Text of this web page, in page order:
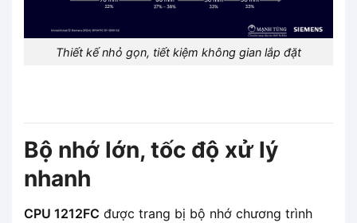
Thiết kế nhỏ gọn, tiết kiệm không gian lắp đặt
Bộ nhớ lớn, tốc độ xử lý
nhanh
CPU 1212FC được trang bị bộ nhớ chương trình